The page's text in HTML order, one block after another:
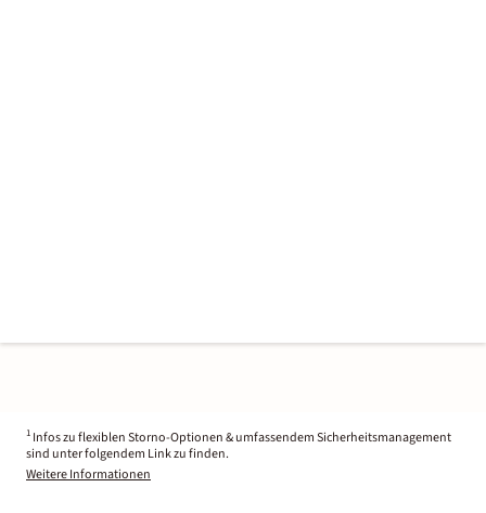
1 Infos zu flexiblen Storno-Optionen & umfassendem Sicherheitsmanagement
sind unter folgendem Link zu finden.
Weitere Informationen